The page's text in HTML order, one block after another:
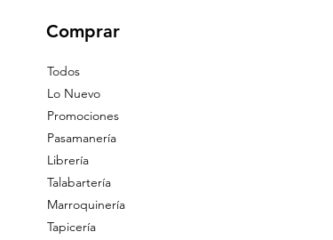
Comprar
Todos
Lo Nuevo
Promociones
Pasamanería
Librería
Talabartería
Marroquinería
Tapicería